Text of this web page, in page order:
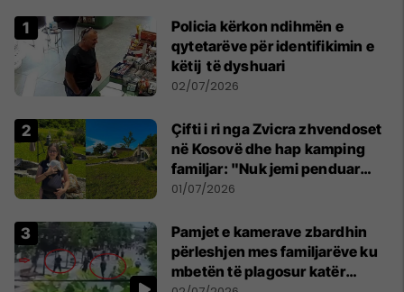
Policia kërkon ndihmën e
qytetarëve për identifikimin e
këtij të dyshuari
02/07/2026
Çifti i ri nga Zvicra zhvendoset
në Kosovë dhe hap kamping
familjar: "Nuk jemi penduar
asnjë ditë"
01/07/2026
Pamjet e kamerave zbardhin
përleshjen mes familjarëve ku
mbetën të plagosur katër